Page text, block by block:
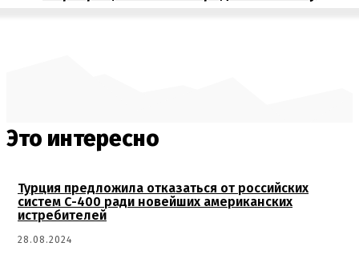
Это интересно
Турция предложила отказаться от российских
систем С-400 ради новейших американских
истребителей
28.08.2024